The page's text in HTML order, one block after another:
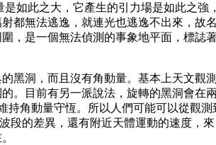
是如此之大，它產生的引力場是如此之強
都無法逃逸，就連光也逃逸不出來，故
，是一個無法偵測的事象地平面，標誌
黑洞，而且沒有角動量。基本上天文觀
。目前有另一派說法，旋轉的黑洞會在
持角動量守恆。所以人們可能可以從觀測
段的差異，還有附近天體運動的速度，來